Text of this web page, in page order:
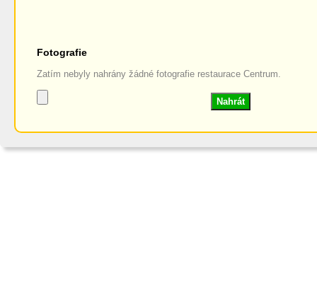
Fotografie
Zatím nebyly nahrány žádné fotografie restaurace Centrum.